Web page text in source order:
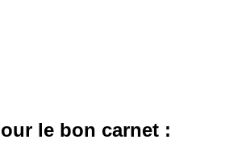
le bon carnet :